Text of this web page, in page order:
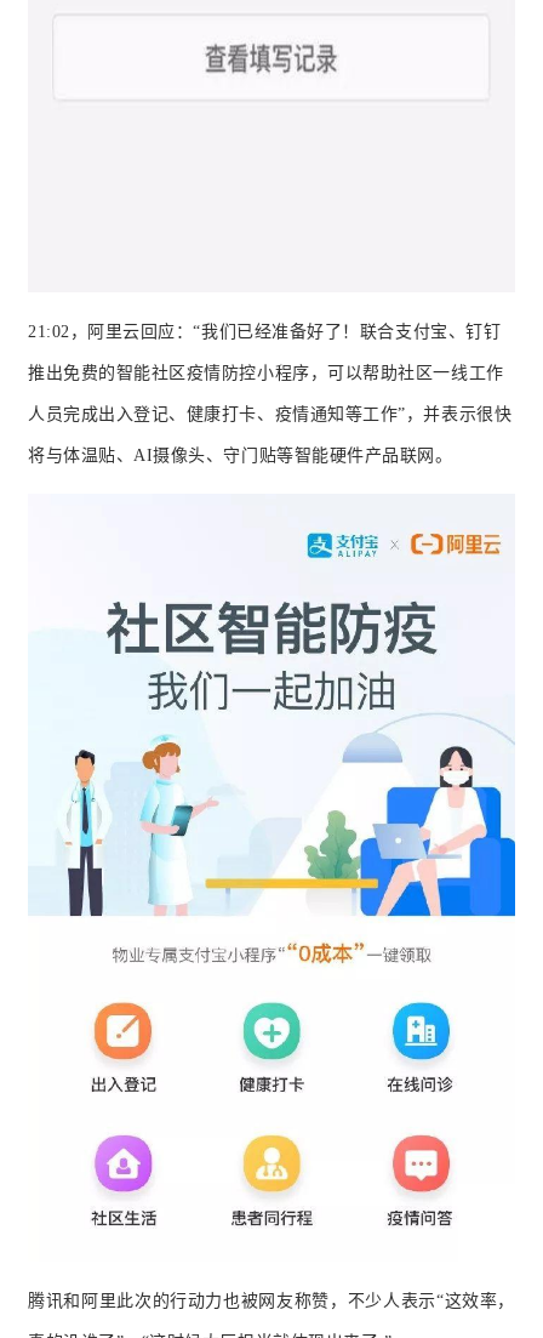
21:02，阿里云回应：“我们已经准备好了！ 联合支付宝、钉钉
推出免费的智能社区疫情防控小程序，可以帮助社区一线工作
人员完成出入登记、健康打卡、疫情通知等工作”，并表示很快
将与体温贴、AI摄像头、守门贴等智能硬件产品联网。
腾讯和阿里此次的行动力也被网友称赞，不少人表示“这效率，